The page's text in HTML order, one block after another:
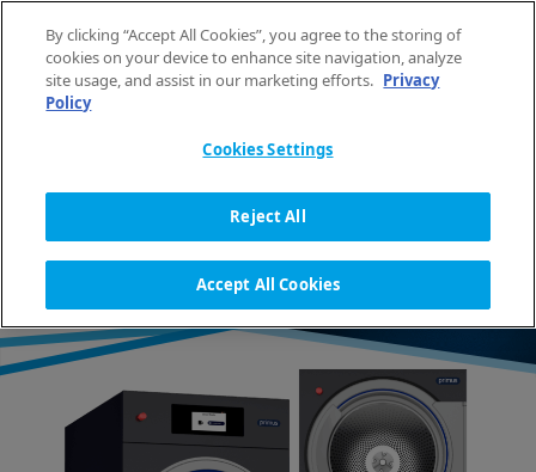
ES
INICIO EQUIPAMIENTO PARA LAVANDERÍA
SECADORAS COMERCIALES
By clicking “Accept All Cookies”, you agree to the storing of
cookies on your device to enhance site navigation, analyze
site usage, and assist in our marketing efforts. Privacy
Policy
Cookies Settings
Reject All
Accept All Cookies